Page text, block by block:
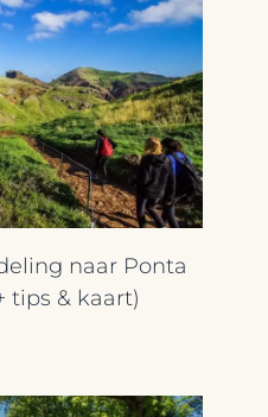
naar Ponta
tips & kaart)